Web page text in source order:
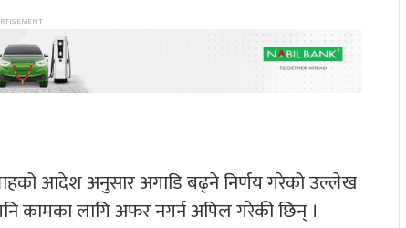
आदेश अनुसार अगाडि बढ्ने निर्णय गरेको उल्लेख
कामका लागि अफर नगर्न अपिल गरेकी छिन् ।